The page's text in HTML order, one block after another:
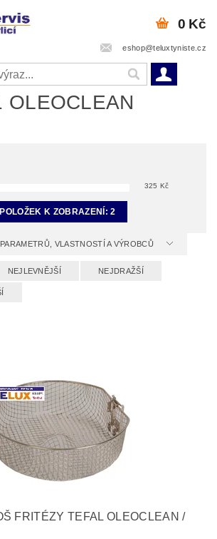
eshop@teluxtyniste.cz
0 Kč
OLEOCLEAN
325 Kč
POLOŽEK K ZOBRAZENÍ:2
VLASTNOSTÍ A VÝROBCŮ
NEJLEVNĚJŠÍ NEJDRAŽŠÍ
FRITÉZY TEFAL OLEOCLEAN /